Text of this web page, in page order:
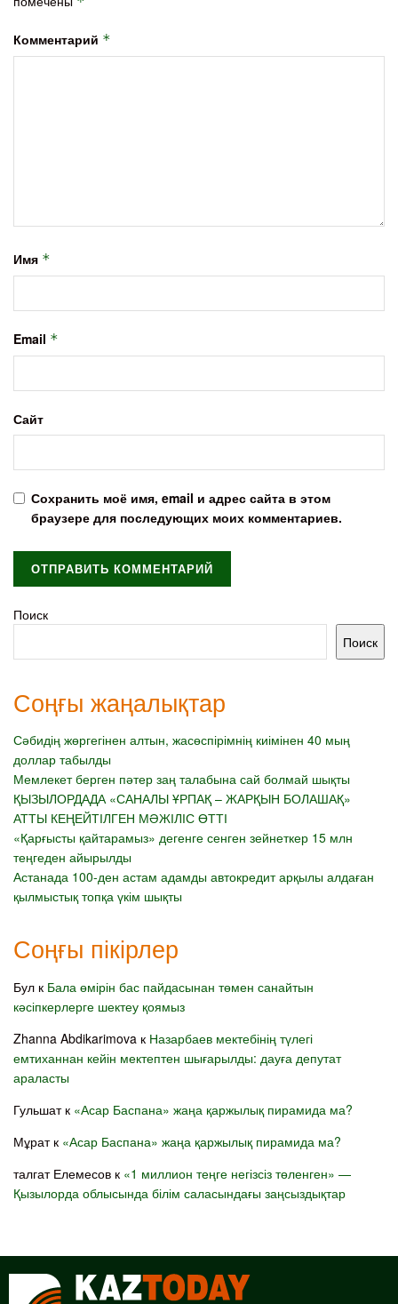
Комментарий *
Имя *
Email *
Сайт
Сохранить моё имя, email и адрес сайта в этом
браузере для последующих моих комментариев.
Поиск
Поиск
Соңғы жаңалықтар
Сәбидің жөргегінен алтын, жасөспірімнің киімінен 40 мың
доллар табылды
Мемлекет берген пәтер заң талабына сай болмай шықты
ҚЫЗЫЛОРДАДА «САНАЛЫ ҰРПАҚ – ЖАРҚЫН БОЛАШАҚ»
АТТЫ КЕҢЕЙТІЛГЕН МӘЖІЛІС ӨТТІ
«Қарғысты қайтарамыз» дегенге сенген зейнеткер 15 млн
теңгеден айырылды
Астанада 100-ден астам адамды автокредит арқылы алдаған
қылмыстық топқа үкім шықты
Соңғы пікірлер
Бул к Бала өмірін бас пайдасынан төмен санайтын
кәсіпкерлерге шектеу қоямыз
Zhanna Abdikarimova к Назарбаев мектебінің түлегі
емтиханнан кейін мектептен шығарылды: дауға депутат
араласты
Гульшатк «Асар Баспана» жаңа қаржылық пирамида ма?
Мұратк «Асар Баспана» жаңа қаржылық пирамида ма?
талгат Елемесов к «1 миллион теңге негізсіз төленген» —
Қызылорда облысында білім саласындағы заңсыздықтар